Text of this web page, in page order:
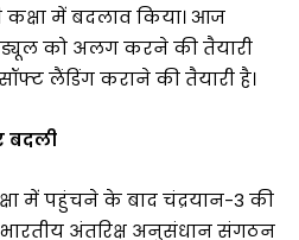
में बदलाव किया। आज
को अलग करने की तैयारी
लैंडिंग कराने की तैयारी है।
बदली
में पहुंचने के बाद चंद्रयान-3 की
भारतीय अंतरिक्ष अनुसंधान संगठन